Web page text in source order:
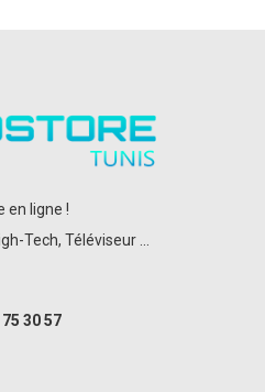
en ligne !
Tech, Téléviseur ...
30 57